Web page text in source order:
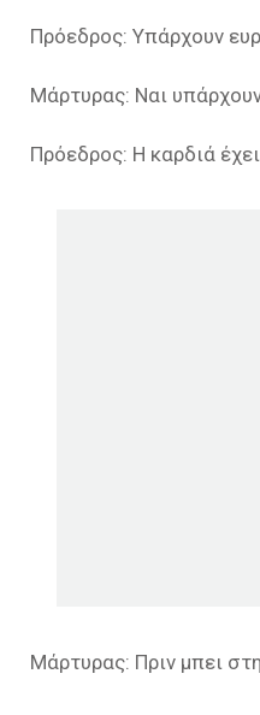
Πρόεδρος: Υπάρχουν
Μάρτυρας: Ναι
Πρόεδρος: Η καρδιά
Μάρτυρας: Πριν μπει